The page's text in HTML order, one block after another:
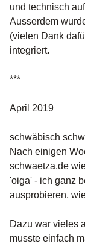
und technisch
Ausserdem
(vielen Dank
integriert.
***
April 2019
schwäbisch
Nach einigen
schwaetza.de
'oiga' - ich ganz
ausprobieren,
Dazu war vieles
musste einfach